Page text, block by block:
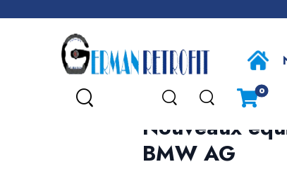
0
Nouveaux
BMW AG